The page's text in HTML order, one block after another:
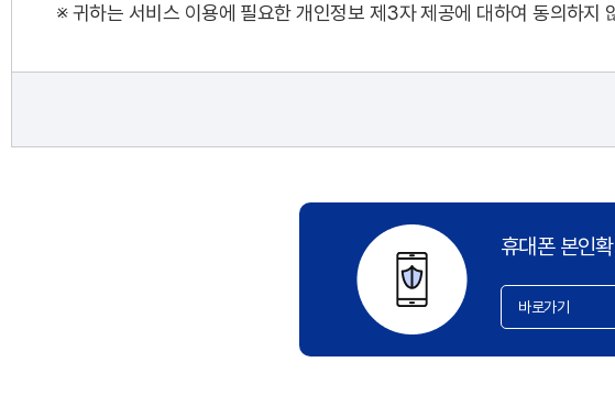
※ 귀하는 서비스 이용에 필요한 개인정보 제3자 제공에 대하여 동의하
휴대폰 본인
바로가기